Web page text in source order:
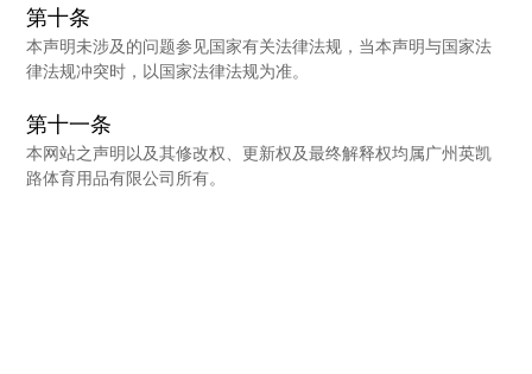
第十条
本声明未涉及的问题参见国家有关法律法规，当本声明与国家法
律法规冲突时，以国家法律法规为准。
第十一条
本网站之声明以及其修改权、更新权及最终解释权均属广州英凯
路体育用品有限公司所有。